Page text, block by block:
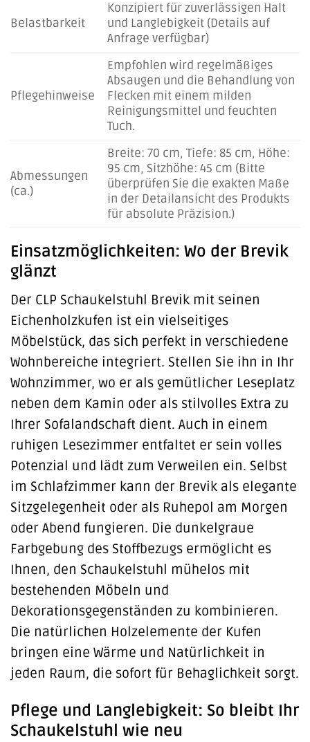
Belastbarkeit
Konzipiert für zuverlässigen Halt
und Langlebigkeit (Details auf
Anfrage verfügbar)
Pflegehinweise
Empfohlen wird regelmäßiges
Absaugen und die Behandlung von
Flecken mit einem milden
Reinigungsmittel und feuchten
Tuch.
Abmessungen
(ca.)
Breite: 70 cm, Tiefe: 85 cm, Höhe:
95 cm, Sitzhöhe: 45 cm (Bitte
überprüfen Sie die exakten Maße
in der Detailansicht des Produkts
für absolute Präzision.)
Einsatzmöglichkeiten: Wo der Brevik
glänzt
Der CLP Schaukelstuhl Brevik mit seinen
Eichenholzkufen ist ein vielseitiges
Möbelstück, das sich perfekt in verschiedene
Wohnbereiche integriert. Stellen Sie ihn in Ihr
Wohnzimmer, wo er als gemütlicher Leseplatz
neben dem Kamin oder als stilvolles Extra zu
Ihrer Sofalandschaft dient. Auch in einem
ruhigen Lesezimmer entfaltet er sein volles
Potenzial und lädt zum Verweilen ein. Selbst
im Schlafzimmer kann der Brevik als elegante
Sitzgelegenheit oder als Ruhepol am Morgen
oder Abend fungieren. Die dunkelgraue
Farbgebung des Stoffbezugs ermöglicht es
Ihnen, den Schaukelstuhl mühelos mit
bestehenden Möbeln und
Dekorationsgegenständen zu kombinieren.
Die natürlichen Holzelemente der Kufen
bringen eine Wärme und Natürlichkeit in
jeden Raum, die sofort für Behaglichkeit sorgt.
Pflege und Langlebigkeit: So bleibt Ihr
Schaukelstuhl wie neu